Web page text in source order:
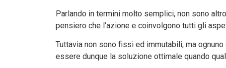
Parlando in termini molto semplici, non sono
pensiero che l’azione e coinvolgono tutti gli
Tuttavia non sono fissi ed immutabili, ma
essere dunque la soluzione ottimale quando